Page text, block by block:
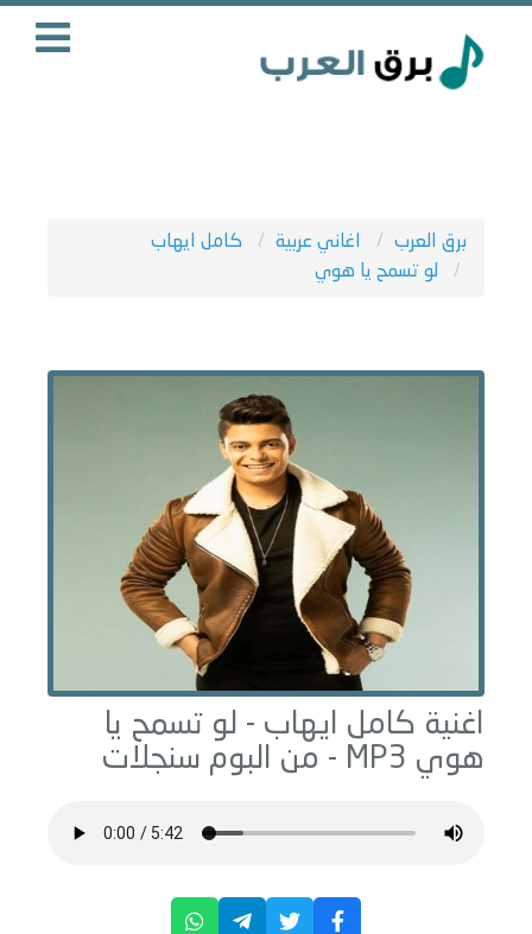
برق العرب اغاني عربية
كامل ايهاب
لو تسمح يا هوي
اغنية كامل ايهاب - لو تسمح يا
هوي
سنجلات